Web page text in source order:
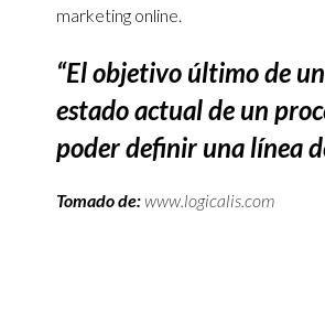
marketing online.
“El objetivo último de
estado actual de un
poder definir una línea
Tomado de:www.logicalis.com